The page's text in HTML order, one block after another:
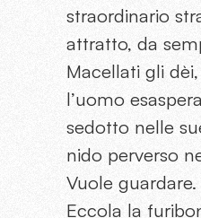
straordinario
attratto, da
Macellati gli
l’uomo
sedotto nelle
nido perverso
Vuole
Eccola la